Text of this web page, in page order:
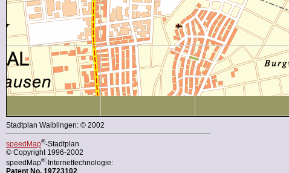
Stadtplan Waiblingen: © 2002
speedMap®-Stadtplan
© Copyright 1996-2002
speedMap®-Internettechnologie:
Patent No. 19723102